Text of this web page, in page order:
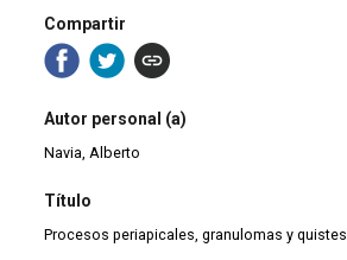
Compartir
Autor personal (a)
Navia, Alberto
Título
Procesos periapicales, granulomas y quistes.